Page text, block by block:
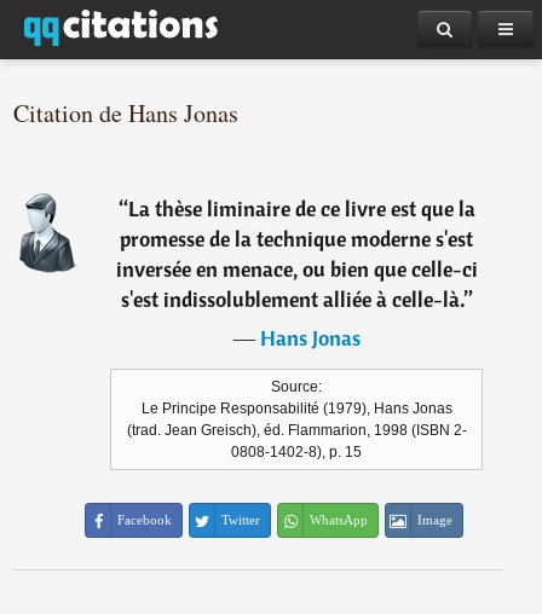
Citation de Hans Jonas
“La thèse liminaire de ce livre est que la
promesse de la technique moderne s'est
inversée en menace, ou bien que celle-ci
s'est indissolublement alliée à celle-là.”
―Hans Jonas
Source:
Le Principe Responsabilité (1979), Hans Jonas
(trad. Jean Greisch), éd. Flammarion, 1998 (ISBN 2-
0808-1402-8), p. 15
Facebook Twitter WhatsApp Image